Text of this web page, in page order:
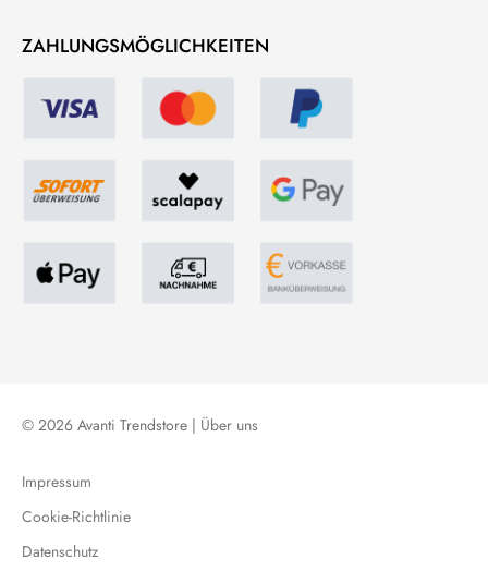
ZAHLUNGSMÖGLICHKEITEN
© 2026 Avanti Trendstore | Über uns
Impressum
Cookie-Richtlinie
Datenschutz